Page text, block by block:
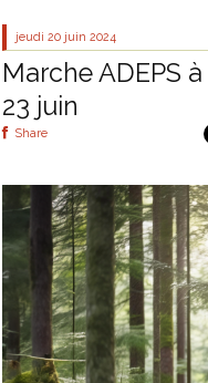
jeudi 20 juin 2024
Marche ADEPS
23 juin
Share